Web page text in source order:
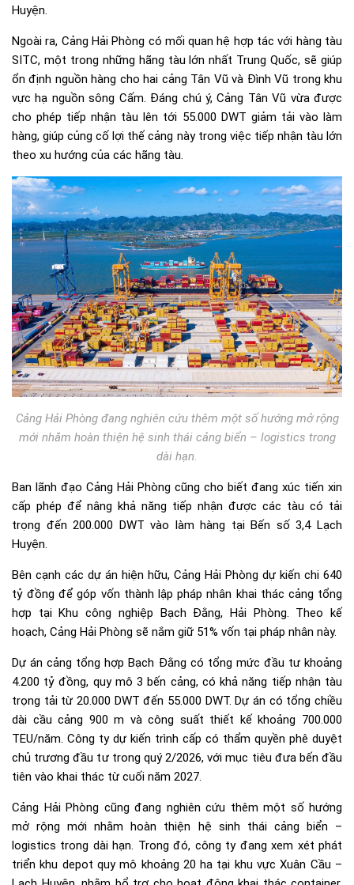
Huyện.
Ngoài ra, Cảng Hải Phòng có mối quan hệ hợp tác với hàng tàu
SITC, một trong những hãng tàu lớn nhất Trung Quốc, sẽ giúp
ổn định nguồn hàng cho hai cảng Tân Vũ và Đình Vũ trong khu
vực hạ nguồn sông Cấm. Đáng chú ý, Cảng Tân Vũ vừa được
cho phép tiếp nhận tàu lên tới 55.000 DWT giảm tải vào làm
hàng, giúp củng cố lợi thế cảng này trong việc tiếp nhận tàu lớn
theo xu hướng của các hãng tàu.
Cảng Hải Phòng đang nghiên cứu thêm một số hướng mở rộng
mới nhằm hoàn thiện hệ sinh thái cảng biển – logistics trong
dài hạn.
Ban lãnh đạo Cảng Hải Phòng cũng cho biết đang xúc tiến xin
cấp phép để nâng khả năng tiếp nhận được các tàu có tải
trọng đến 200.000 DWT vào làm hàng tại Bến số 3,4 Lạch
Huyện.
Bên cạnh các dự án hiện hữu, Cảng Hải Phòng dự kiến chi 640
tỷ đồng để góp vốn thành lập pháp nhân khai thác cảng tổng
hợp tại Khu công nghiệp Bạch Đằng, Hải Phòng. Theo kế
hoạch, Cảng Hải Phòng sẽ nắm giữ 51% vốn tại pháp nhân này.
Dự án cảng tổng hợp Bạch Đằng có tổng mức đầu tư khoảng
4.200 tỷ đồng, quy mô 3 bến cảng, có khả năng tiếp nhận tàu
trọng tải từ 20.000 DWT đến 55.000 DWT. Dự án có tổng chiều
dài cầu cảng 900 m và công suất thiết kế khoảng 700.000
TEU/năm. Công ty dự kiến trình cấp có thẩm quyền phê duyệt
chủ trương đầu tư trong quý 2/2026, với mục tiêu đưa bến đầu
tiên vào khai thác từ cuối năm 2027.
Cảng Hải Phòng cũng đang nghiên cứu thêm một số hướng
mở rộng mới nhằm hoàn thiện hệ sinh thái cảng biển –
logistics trong dài hạn. Trong đó, công ty đang xem xét phát
triển khu depot quy mô khoảng 20 ha tại khu vực Xuân Cầu –